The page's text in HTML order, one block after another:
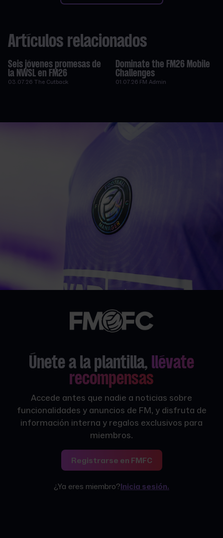
Artículos relacionados
Seis jóvenes promesas de
la NWSL en FM26
03.07.26 The Cutback
Dominate the FM26 Mobile
Challenges
01.07.26 FM Admin
Únete a la plantilla, llévate
recompensas
Accede antes que nadie a noticias sobre
funcionalidades y anuncios de FM, y disfruta de
información interna y regalos exclusivos para
miembros.
Registrarse en FMFC
¿Ya eres miembro?Inicia sesión.